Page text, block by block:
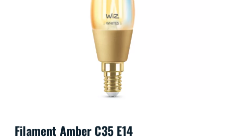
Filament Amber C35 E14